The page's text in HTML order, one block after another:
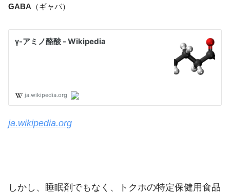
GABA （ギャバ）
ja.wikipedia.org
しかし、睡眠剤でもなく、トクホの特定保健用食品